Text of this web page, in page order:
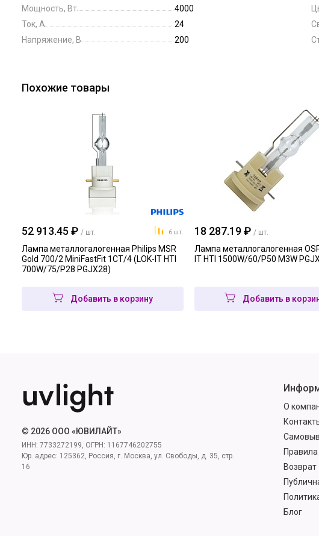
Мощность, Вт
4000
Ток, А
24
Напряжение, В
200
Похожие товары
52 913.45 ₽ / шт. 6 шт.
Лампа металлогалогенная Philips MSR
Gold 700/2 MiniFastFit 1CT/4 (LOK-IT HTI
700W/75/P28 PGJX28)
Добавить в корзину
18 287.19 ₽ / шт.
Лампа металлогалогенная
IT HTI 1500W/60/P50 M3W
Добавить в
О
Возврат
Блог
© 2026 ООО «ЮВИЛАЙТ»
ИНН: 7733272199, ОГРН: 1167746202755
Юр. адрес: 125362, Россия, г. Москва, ул. Свободы, д. 35, стр.
16